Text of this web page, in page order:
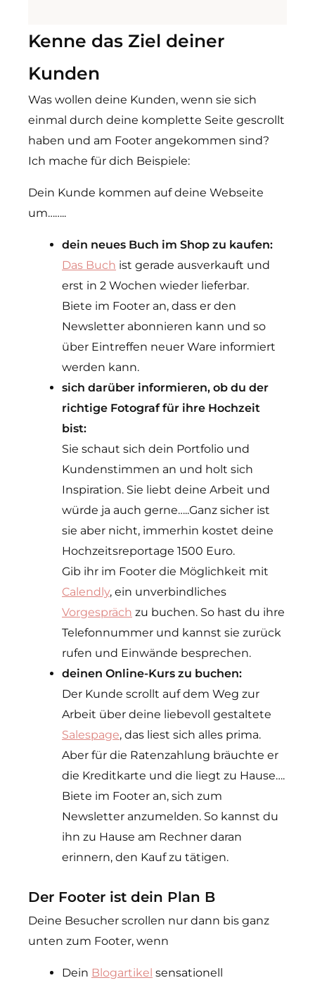
Kenne das Ziel deiner
Kunden
Was wollen deine Kunden, wenn sie sich
einmal durch deine komplette Seite gescrollt
haben und am Footer angekommen sind?
Ich mache für dich Beispiele:
Dein Kunde kommen auf deine Webseite
um……..
dein neues Buch im Shop zu kaufen:
Das Buch ist gerade ausverkauft und
erst in 2 Wochen wieder lieferbar.
Biete im Footer an, dass er den
Newsletter abonnieren kann und so
über Eintreffen neuer Ware informiert
werden kann.
sich darüber informieren, ob du der
richtige Fotograf für ihre Hochzeit
bist:
Sie schaut sich dein Portfolio und
Kundenstimmen an und holt sich
Inspiration. Sie liebt deine Arbeit und
würde ja auch gerne…..Ganz sicher ist
sie aber nicht, immerhin kostet deine
Hochzeitsreportage 1500 Euro.
Gib ihr im Footer die Möglichkeit mit
Calendly, ein unverbindliches
Vorgespräch zu buchen. So hast du ihre
Telefonnummer und kannst sie zurück
rufen und Einwände besprechen.
deinen Online-Kurs zu buchen:
Der Kunde scrollt auf dem Weg zur
Arbeit über deine liebevoll gestaltete
Salespage, das liest sich alles prima.
Aber für die Ratenzahlung bräuchte er
die Kreditkarte und die liegt zu Hause….
Biete im Footer an, sich zum
Newsletter anzumelden. So kannst du
ihn zu Hause am Rechner daran
erinnern, den Kauf zu tätigen.
Der Footer ist dein Plan B
Deine Besucher scrollen nur dann bis ganz
unten zum Footer, wenn
Dein Blogartikel sensationell